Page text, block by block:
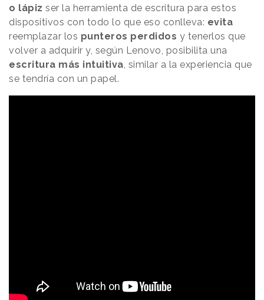
o lápiz ser la herramienta de escritura para estos
dispositivos con todo lo que eso conlleva: evita
reemplazar los punteros perdidos y tenerlos que
volver a adquirir y, según Lenovo, posibilita una
escritura más intuitiva , similar a la experiencia que
se tendría con un papel.